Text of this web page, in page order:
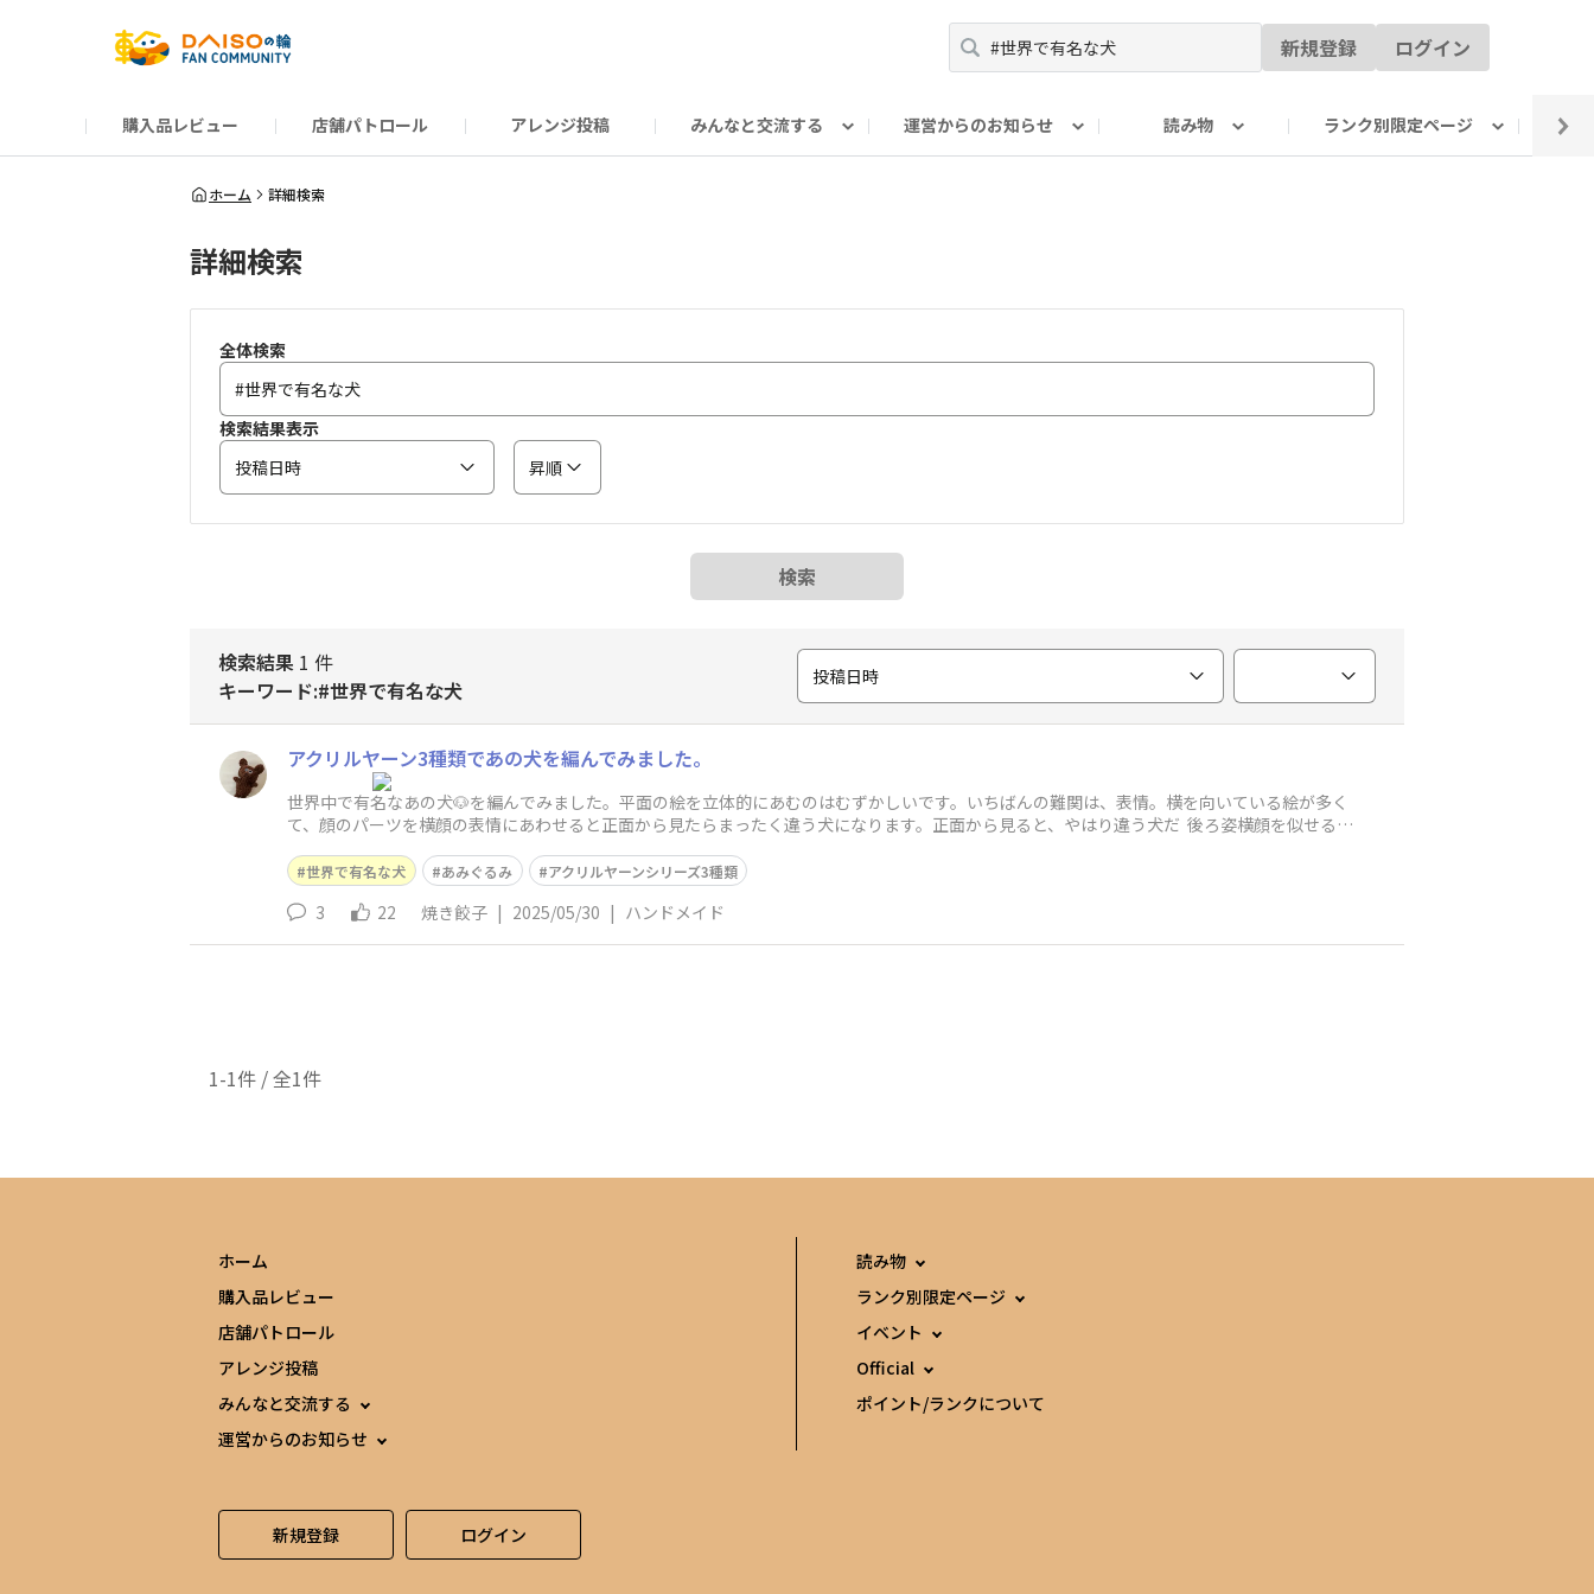
新規登録 ログイン
購入品レビュー 店舗パトロール アレンジ投稿 みんなと交流する
だんぜんトーク
運営からのお知らせ
運営からのお知らせ
読み物
ーSP Blogー
ランク別限定ページ
プレゼントキャンペーン
1周年記念キャンペーン
公式ホームページ
ホーム 詳細検索
詳細検索
全体検索
検索結果表示
投稿日時
昇順
検索
検索結果 1 件
キーワード:#世界で有名な犬
投稿日時
アクリルヤーン3種類であの犬を編んでみました。
世界中で有名なあの犬🐶を編んでみました。平面の絵を立体的にあむのはむずかしいです。いちばんの難関は、表情。横を向いている絵が多く
て、顔のパーツを横顔の表情にあわせると正面から見たらまったく違う犬になります。正面から見ると、やはり違う犬だ 後ろ姿横顔を似せるこ
世界で有名な犬 あみぐるみ アクリルヤーンシリーズ3種類
3 22 焼き餃子 | 2025/05/30 | ハンドメイド
1-1件 / 全1件
ホーム
購入品レビュー
店舗パトロール
アレンジ投稿
みんなと交流する
運営からのお知らせ
読み物
ランク別限定ページ
イベント
Official
ポイント/ランクについて
新規登録 ログイン